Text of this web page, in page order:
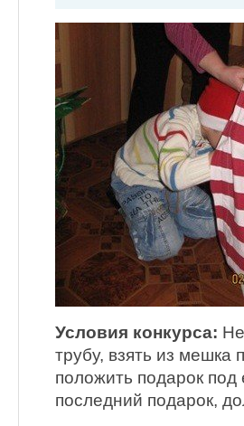
Условия конкурса:
трубу, взять из мешка
положить подарок под
последний подарок,